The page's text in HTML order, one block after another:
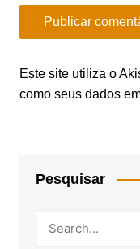
Este site utiliza o
como seus dados
Pesquisar